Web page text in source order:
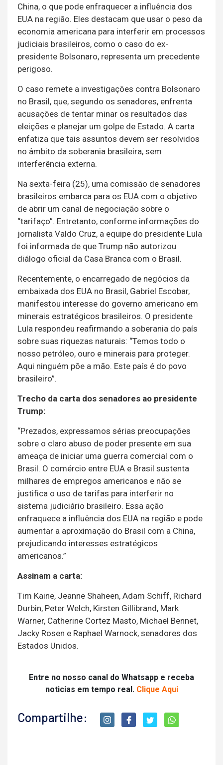
China, o que pode enfraquecer a influência dos
EUA na região. Eles destacam que usar o peso da
economia americana para interferir em processos
judiciais brasileiros, como o caso do ex-
presidente Bolsonaro, representa um precedente
perigoso.
O caso remete a investigações contra Bolsonaro
no Brasil, que, segundo os senadores, enfrenta
acusações de tentar minar os resultados das
eleições e planejar um golpe de Estado. A carta
enfatiza que tais assuntos devem ser resolvidos
no âmbito da soberania brasileira, sem
interferência externa.
Na sexta-feira (25), uma comissão de senadores
brasileiros embarca para os EUA com o objetivo
de abrir um canal de negociação sobre o
“tarifaço”. Entretanto, conforme informações do
jornalista Valdo Cruz, a equipe do presidente Lula
foi informada de que Trump não autorizou
diálogo oficial da Casa Branca com o Brasil.
Recentemente, o encarregado de negócios da
embaixada dos EUA no Brasil, Gabriel Escobar,
manifestou interesse do governo americano em
minerais estratégicos brasileiros. O presidente
Lula respondeu reafirmando a soberania do país
sobre suas riquezas naturais: “Temos todo o
nosso petróleo, ouro e minerais para proteger.
Aqui ninguém põe a mão. Este país é do povo
brasileiro”.
Trecho da carta dos senadores ao presidente
Trump:
“Prezados, expressamos sérias preocupações
sobre o claro abuso de poder presente em sua
ameaça de iniciar uma guerra comercial com o
Brasil. O comércio entre EUA e Brasil sustenta
milhares de empregos americanos e não se
justifica o uso de tarifas para interferir no
sistema judiciário brasileiro. Essa ação
enfraquece a influência dos EUA na região e pode
aumentar a aproximação do Brasil com a China,
prejudicando interesses estratégicos
americanos.”
Assinam a carta:
Tim Kaine, Jeanne Shaheen, Adam Schiff, Richard
Durbin, Peter Welch, Kirsten Gillibrand, Mark
Warner, Catherine Cortez Masto, Michael Bennet,
Jacky Rosen e Raphael Warnock, senadores dos
Estados Unidos.
Entre no nosso canal do Whatsapp e receba
noticias em tempo real. Clique Aqui
Compartilhe: